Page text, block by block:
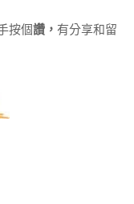
按個讚， 有分享和留